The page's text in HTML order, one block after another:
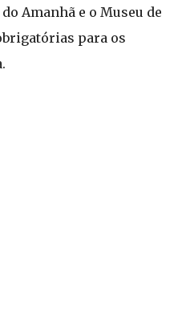
Amanhã e o Museu de
para os